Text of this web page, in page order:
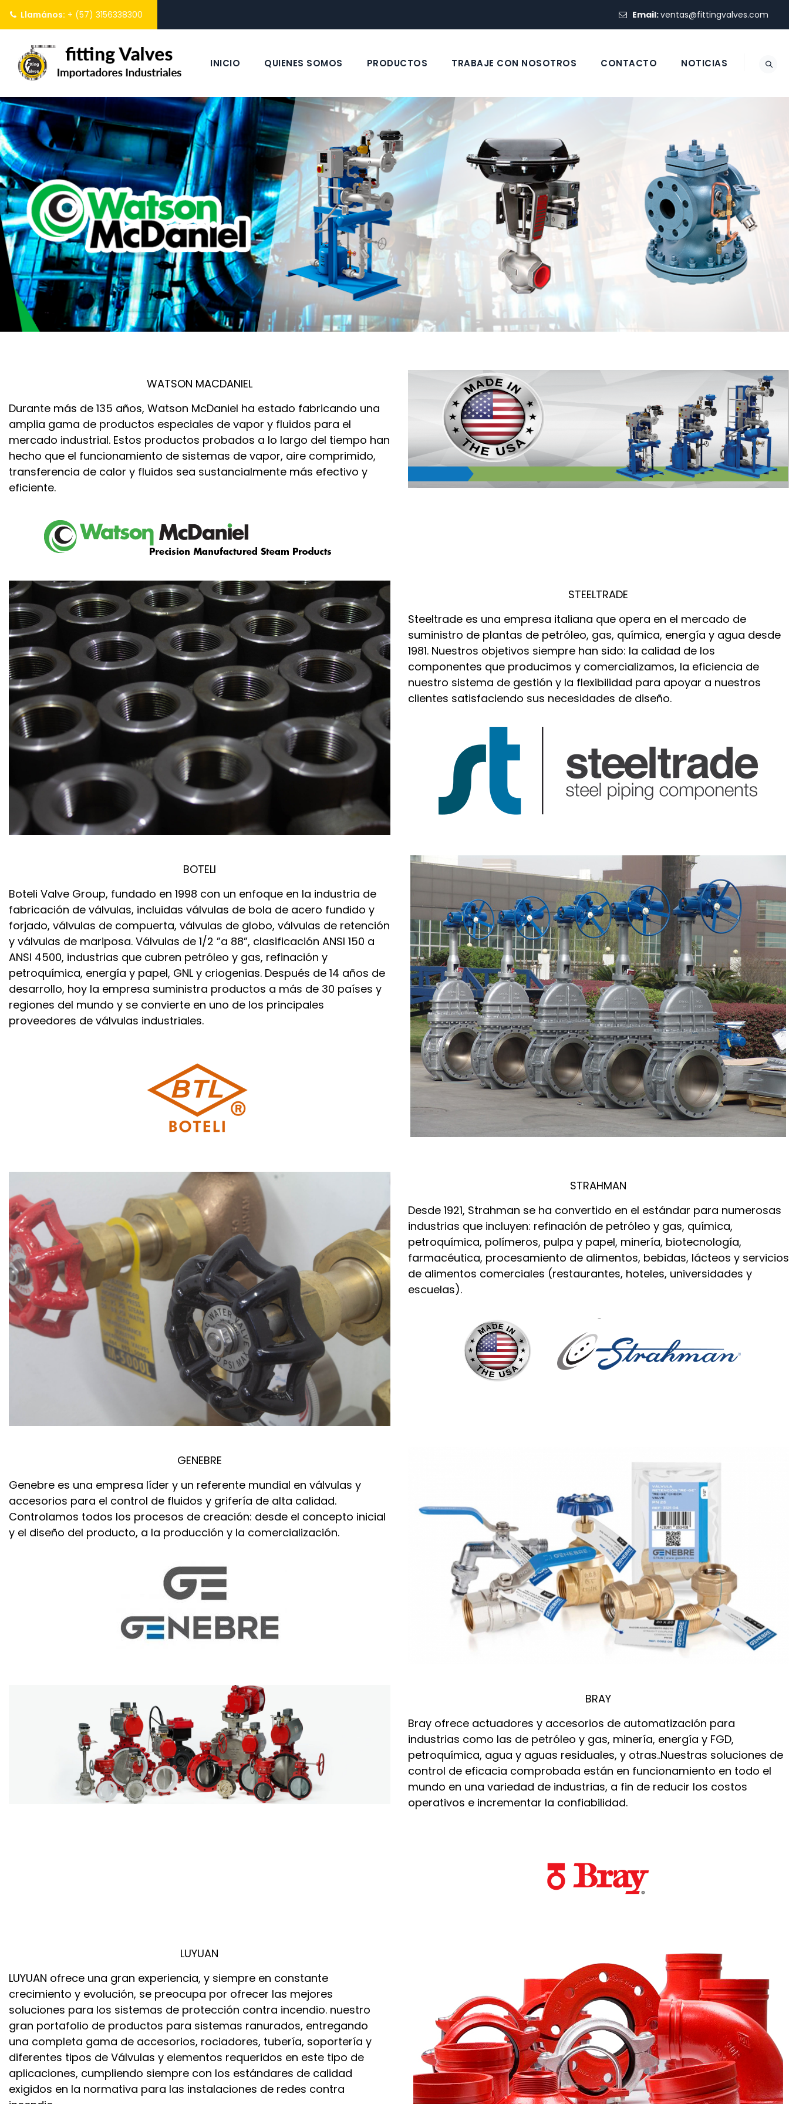
Llamános: + (57) 3156338300 Email:ventas@fittingvalves.com
INICIO QUIENES SOMOS PRODUCTOS TRABAJE CON NOSOTROS CONTACTO NOTICIAS
WATSON MACDANIEL
Durante más de 135 años, Watson McDaniel ha estado fabricando una
amplia gama de productos especiales de vapor y fluidos para el
mercado industrial. Estos productos probados a lo largo del tiempo han
hecho que el funcionamiento de sistemas de vapor, aire comprimido,
transferencia de calor y fluidos sea sustancialmente más efectivo y
eficiente.
STEELTRADE
Steeltrade es una empresa italiana que opera en el mercado de
suministro de plantas de petróleo, gas, química, energía y agua desde
1981. Nuestros objetivos siempre han sido: la calidad de los
componentes que producimos y comercializamos, la eficiencia de
nuestro sistema de gestión y la flexibilidad para apoyar a nuestros
clientes satisfaciendo sus necesidades de diseño.
BOTELI
Boteli Valve Group, fundado en 1998 con un enfoque en la industria de
fabricación de válvulas, incluidas válvulas de bola de acero fundido y
forjado, válvulas de compuerta, válvulas de globo, válvulas de retención
y válvulas de mariposa. Válvulas de 1/2 ”a 88”, clasificación ANSI 150 a
ANSI 4500, industrias que cubren petróleo y gas, refinación y
petroquímica, energía y papel, GNL y criogenias. Después de 14 años de
desarrollo, hoy la empresa suministra productos a más de 30 países y
regiones del mundo y se convierte en uno de los principales
proveedores de válvulas industriales.
STRAHMAN
Desde 1921, Strahman se ha convertido en el estándar para numerosas
industrias que incluyen: refinación de petróleo y gas, química,
petroquímica, polímeros, pulpa y papel, minería, biotecnología,
farmacéutica, procesamiento de alimentos, bebidas, lácteos y servicios
de alimentos comerciales (restaurantes, hoteles, universidades y
escuelas).
GENEBRE
Genebre es una empresa líder y un referente mundial en válvulas y
accesorios para el control de fluidos y grifería de alta calidad.
Controlamos todos los procesos de creación: desde el concepto inicial
y el diseño del producto, a la producción y la comercialización.
BRAY
Bray ofrece actuadores y accesorios de automatización para
industrias como las de petróleo y gas, minería, energía y FGD,
petroquímica, agua y aguas residuales, y otras..Nuestras soluciones de
control de eficacia comprobada están en funcionamiento en todo el
mundo en una variedad de industrias, a fin de reducir los costos
operativos e incrementar la confiabilidad.
LUYUAN
LUYUAN ofrece una gran experiencia, y siempre en constante
crecimiento y evolución, se preocupa por ofrecer las mejores
soluciones para los sistemas de protección contra incendio. nuestro
gran portafolio de productos para sistemas ranurados, entregando
una completa gama de accesorios, rociadores, tubería, soportería y
diferentes tipos de Válvulas y elementos requeridos en este tipo de
aplicaciones, cumpliendo siempre con los estándares de calidad
exigidos en la normativa para las instalaciones de redes contra